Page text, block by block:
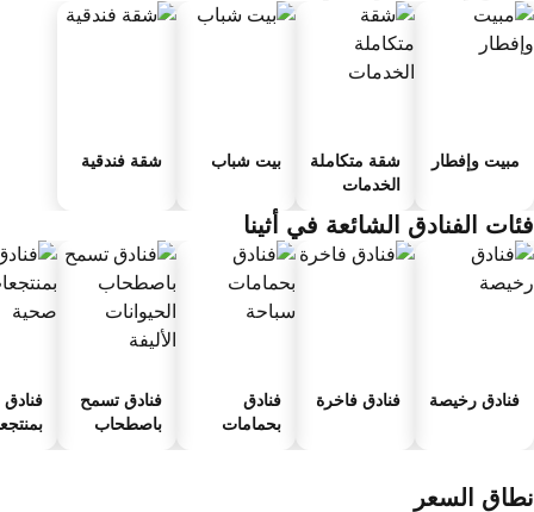
مبيت وإفطار
شقة متكاملة
الخدمات
بيت شباب شقة فندقية
الفنادق الشائعة في أثينا
فنادق رخيصة فنادق فاخرة
فنادق
بحمامات
فنادق تسمح
باصطحاب
فنادق
السعر